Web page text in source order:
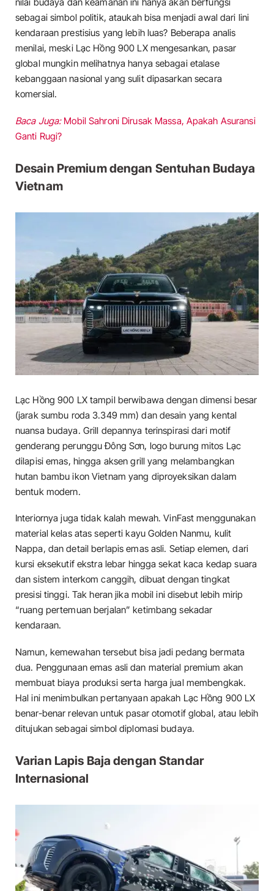
nilai budaya dan keamanan ini hanya akan berfungsi
sebagai simbol politik, ataukah bisa menjadi awal dari lini
kendaraan prestisius yang lebih luas? Beberapa analis
menilai, meski Lạc Hồng 900 LX mengesankan, pasar
global mungkin melihatnya hanya sebagai etalase
kebanggaan nasional yang sulit dipasarkan secara
komersial.
Baca Juga: Mobil Sahroni Dirusak Massa, Apakah Asuransi
Ganti Rugi?
Desain Premium dengan Sentuhan Budaya
Vietnam
Lạc Hồng 900 LX tampil berwibawa dengan dimensi besar
(jarak sumbu roda 3.349 mm) dan desain yang kental
nuansa budaya. Grill depannya terinspirasi dari motif
genderang perunggu Đông Sơn, logo burung mitos Lạc
dilapisi emas, hingga aksen grill yang melambangkan
hutan bambu ikon Vietnam yang diproyeksikan dalam
bentuk modern.
Interiornya juga tidak kalah mewah. VinFast menggunakan
material kelas atas seperti kayu Golden Nanmu, kulit
Nappa, dan detail berlapis emas asli. Setiap elemen, dari
kursi eksekutif ekstra lebar hingga sekat kaca kedap suara
dan sistem interkom canggih, dibuat dengan tingkat
presisi tinggi. Tak heran jika mobil ini disebut lebih mirip
“ruang pertemuan berjalan” ketimbang sekadar
kendaraan.
Namun, kemewahan tersebut bisa jadi pedang bermata
dua. Penggunaan emas asli dan material premium akan
membuat biaya produksi serta harga jual membengkak.
Hal ini menimbulkan pertanyaan apakah Lạc Hồng 900 LX
benar-benar relevan untuk pasar otomotif global, atau lebih
ditujukan sebagai simbol diplomasi budaya.
Varian Lapis Baja dengan Standar
Internasional